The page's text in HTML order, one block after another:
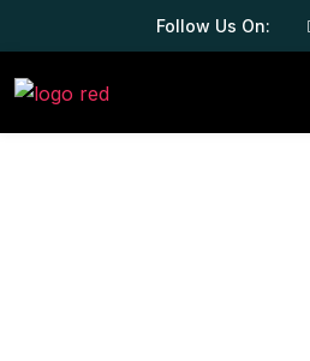
Follow Us On: